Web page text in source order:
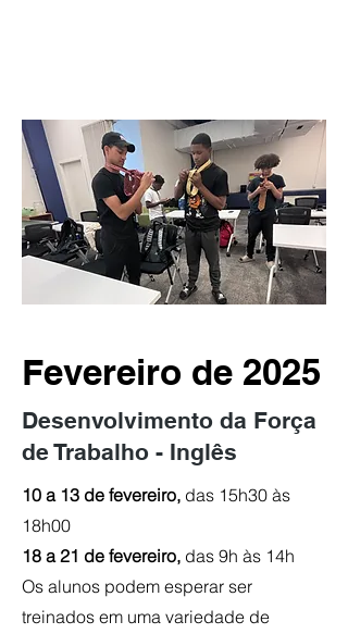
Fevereiro de 2025
Desenvolvimento da Força
de Trabalho - Inglês
10 a 13 de fevereiro, das 15h30 às
18h00
18 a 21 de fevereiro, das 9h às 14h
Os alunos podem esperar ser
treinados em uma variedade de